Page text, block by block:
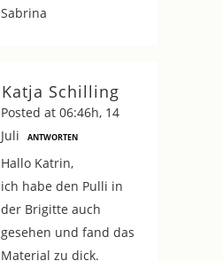
Sabrina
Katja Schilling
Posted at 06:46h, 14
Juli
ANTWORTEN
Hallo Katrin,
ich habe den Pulli in
der Brigitte auch
gesehen und fand das
Material zu dick.